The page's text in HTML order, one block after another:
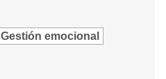
Gestión emocional